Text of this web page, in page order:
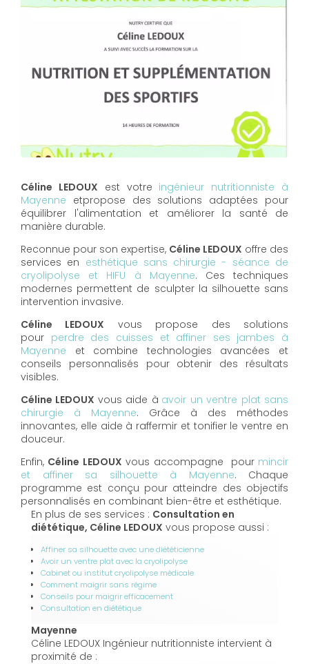
Céline LEDOUX est votre ingénieur nutritionniste à
Mayenne etpropose des solutions adaptées pour
équilibrer l'alimentation et améliorer la santé de
manière durable.
Reconnue pour son expertise, Céline LEDOUX offre des
services en esthétique sans chirurgie - séance de
cryolipolyse et HIFU à Mayenne. Ces techniques
modernes permettent de sculpter la silhouette sans
intervention invasive.
Céline LEDOUX vous propose des solutions
pour perdre des cuisses et affiner ses jambes à
Mayenne et combine technologies avancées et
conseils personnalisés pour obtenir des résultats
visibles.
Céline LEDOUX vous aide à avoir un ventre plat sans
chirurgie à Mayenne. Grâce à des méthodes
innovantes, elle aide à raffermir et tonifier le ventre en
douceur.
Enfin, Céline LEDOUX vous accompagne pour mincir
et affiner sa silhouette à Mayenne. Chaque
programme est conçu pour atteindre des objectifs
personnalisés en combinant bien-être et esthétique.
En plus de ses services : Consultation en
diététique, Céline LEDOUX vous propose aussi :
Affiner sa silhouette avec une diététicienne
Avoir un ventre plat avec la cryolipolyse
Cabinet ou institut cryolipolyse médicale
Comment maigrir sans régime
Conseils pour maigrir efficacement
Consultation en diététique
Mayenne
Céline LEDOUX Ingénieur nutritionniste intervient à
proximité de :